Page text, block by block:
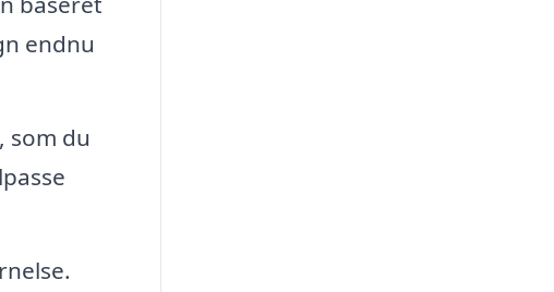
endnu
som du